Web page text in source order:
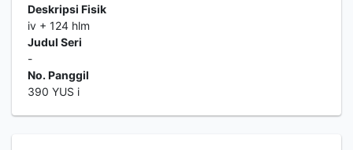
Deskripsi Fisik
iv + 124 hlm
Judul Seri
-
No. Panggil
390 YUS i